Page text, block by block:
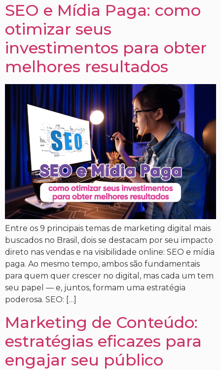
SEO e Mídia Paga: como
otimizar seus
investimentos para obter
melhores resultados
Entre os 9 principais temas de marketing digital mais
buscados no Brasil, dois se destacam por seu impacto
direto nas vendas e na visibilidade online: SEO e mídia
paga. Ao mesmo tempo, ambos são fundamentais
para quem quer crescer no digital, mas cada um tem
seu papel — e, juntos, formam uma estratégia
poderosa. SEO: […]
Marketing de Conteúdo:
estratégias eficazes para
engajar seu público